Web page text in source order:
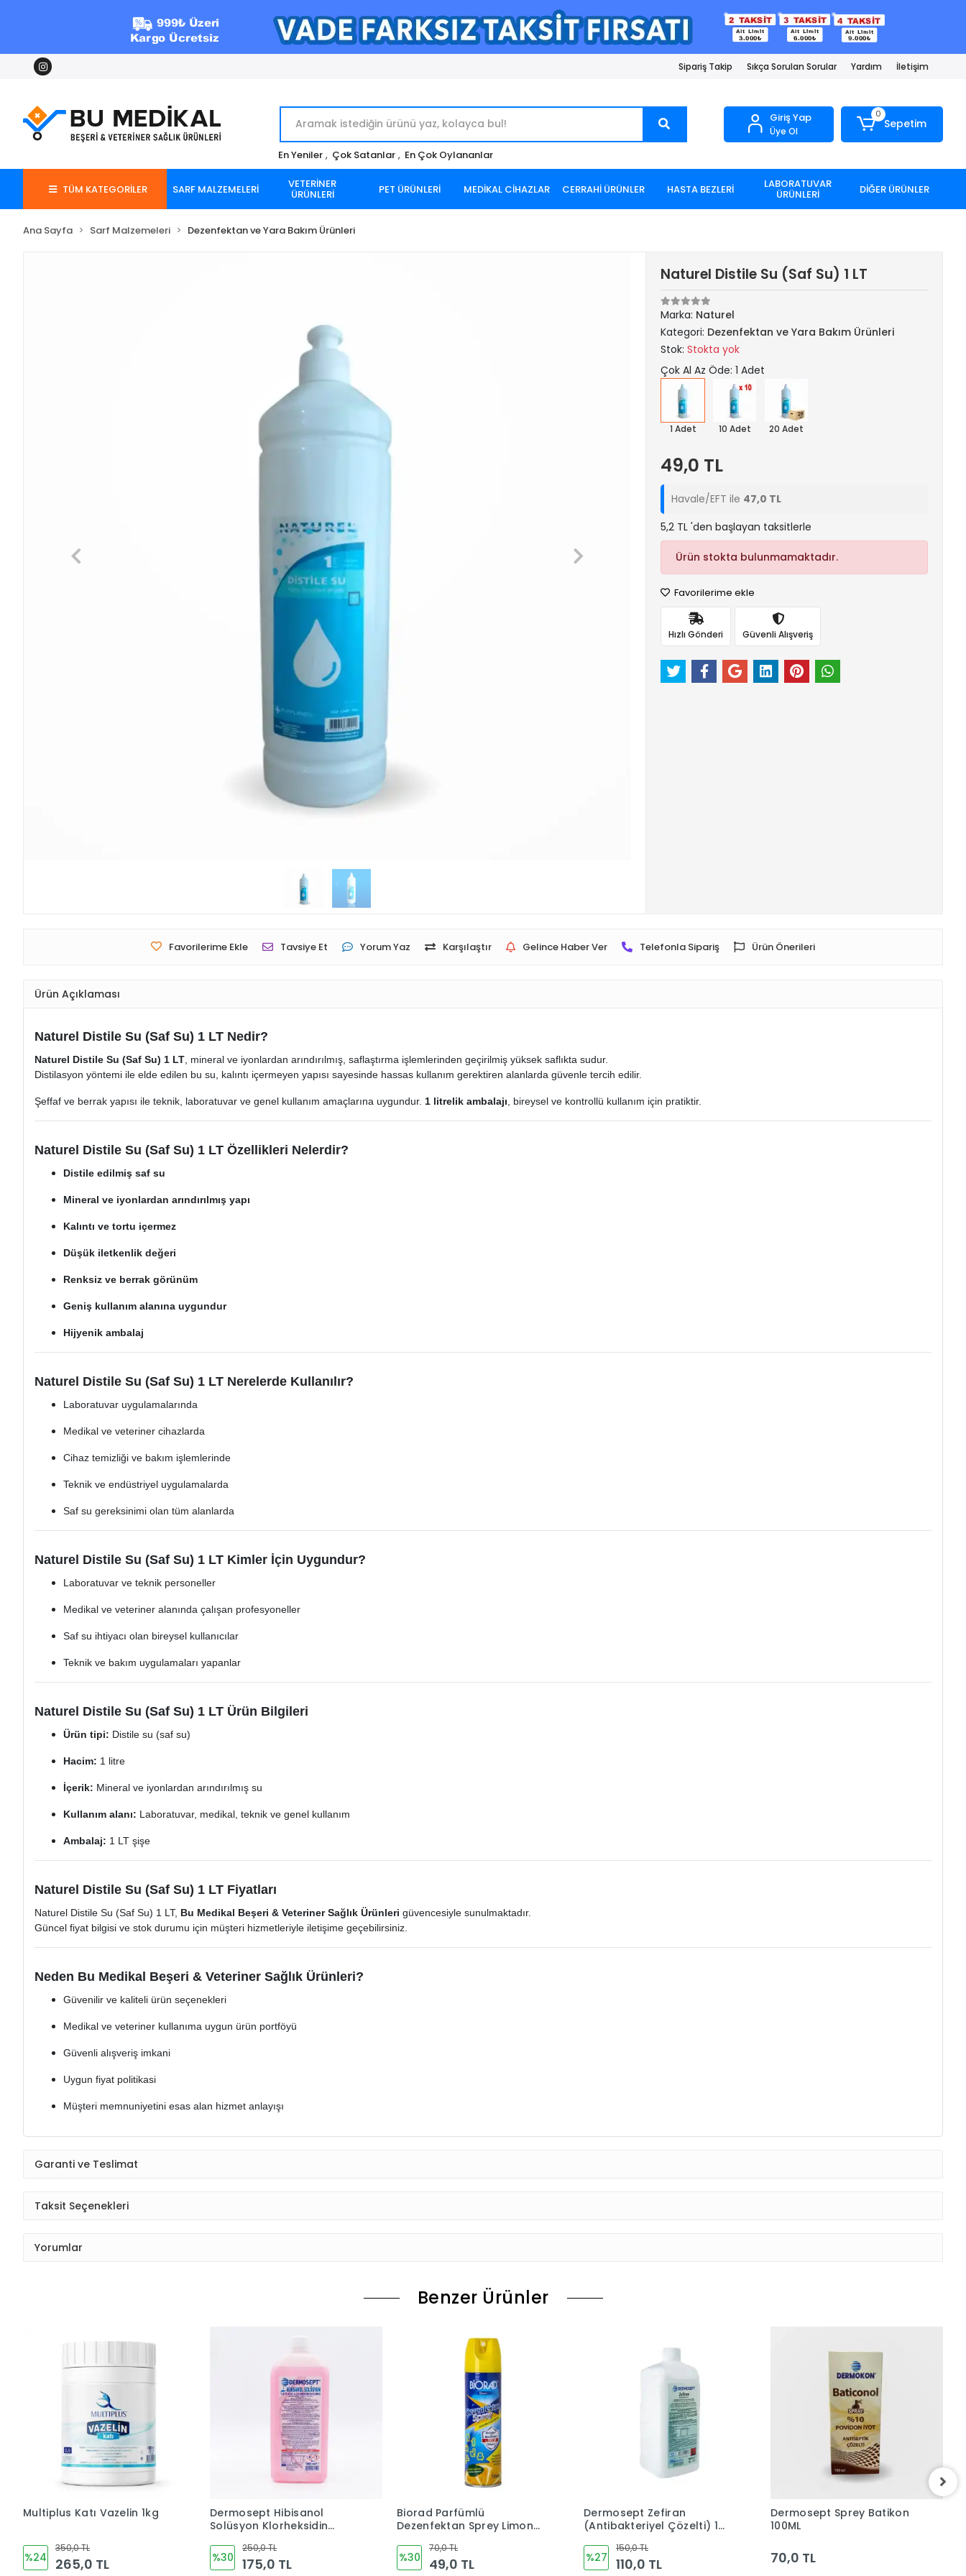
Sipariş Takip Sıkça Sorulan Sorular Yardım İletişim
En Yeniler , Çok Satanlar , En Çok Oylananlar
Giriş Yap
Üye Ol
0
Sepetim
TÜM KATEGORİLER SARF MALZEMELERİ VETERİNER
ÜRÜNLERİ PET ÜRÜNLERİ MEDİKAL CİHAZLAR CERRAHİ ÜRÜNLER HASTA BEZLERİ LABORATUVAR
ÜRÜNLERİ DİĞER ÜRÜNLER
Ana Sayfa Sarf Malzemeleri Dezenfektan ve Yara Bakım Ürünleri
Naturel Distile Su (Saf Su) 1 LT
Marka: Naturel
Kategori: Dezenfektan ve Yara Bakım Ürünleri
Stok:Stokta yok
Çok Al Az Öde: 1 Adet
1 Adet 10 Adet 20 Adet
49,0 TL
Havale/EFT ile 47,0 TL
5,2 TL 'den başlayan taksitlerle
Ürün stokta bulunmamaktadır.
Favorilerime ekle
Hızlı Gönderi Güvenli Alışveriş
Favorilerime Ekle Tavsiye Et Yorum Yaz Karşılaştır Gelince Haber Ver Telefonla Sipariş Ürün Önerileri
Ürün Açıklaması
Naturel Distile Su (Saf Su) 1 LT Nedir?
Naturel Distile Su (Saf Su) 1 LT, mineral ve iyonlardan arındırılmış, saflaştırma işlemlerinden geçirilmiş yüksek saflıkta sudur.
Distilasyon yöntemi ile elde edilen bu su, kalıntı içermeyen yapısı sayesinde hassas kullanım gerektiren alanlarda güvenle tercih edilir.
Şeffaf ve berrak yapısı ile teknik, laboratuvar ve genel kullanım amaçlarına uygundur. 1 litrelik ambalajı, bireysel ve kontrollü kullanım için pratiktir.
Naturel Distile Su (Saf Su) 1 LT Özellikleri Nelerdir?
Distile edilmiş saf su
Mineral ve iyonlardan arındırılmış yapı
Kalıntı ve tortu içermez
Düşük iletkenlik değeri
Renksiz ve berrak görünüm
Geniş kullanım alanına uygundur
Hijyenik ambalaj
Naturel Distile Su (Saf Su) 1 LT Nerelerde Kullanılır?
Laboratuvar uygulamalarında
Medikal ve veteriner cihazlarda
Cihaz temizliği ve bakım işlemlerinde
Teknik ve endüstriyel uygulamalarda
Saf su gereksinimi olan tüm alanlarda
Naturel Distile Su (Saf Su) 1 LT Kimler İçin Uygundur?
Laboratuvar ve teknik personeller
Medikal ve veteriner alanında çalışan profesyoneller
Saf su ihtiyacı olan bireysel kullanıcılar
Teknik ve bakım uygulamaları yapanlar
Naturel Distile Su (Saf Su) 1 LT Ürün Bilgileri
Ürün tipi: Distile su (saf su)
Hacim: 1 litre
İçerik: Mineral ve iyonlardan arındırılmış su
Kullanım alanı: Laboratuvar, medikal, teknik ve genel kullanım
Ambalaj: 1 LT şişe
Naturel Distile Su (Saf Su) 1 LT Fiyatları
Naturel Distile Su (Saf Su) 1 LT, Bu Medikal Beşeri & Veteriner Sağlık Ürünleri güvencesiyle sunulmaktadır.
Güncel fiyat bilgisi ve stok durumu için müşteri hizmetleriyle iletişime geçebilirsiniz.
Neden Bu Medikal Beşeri & Veteriner Sağlık Ürünleri?
Güvenilir ve kaliteli ürün seçenekleri
Medikal ve veteriner kullanıma uygun ürün portföyü
Güvenli alışveriş imkani
Uygun fiyat politikasi
Müşteri memnuniyetini esas alan hizmet anlayışı
Garanti ve Teslimat
Taksit Seçenekleri
Yorumlar
Benzer Ürünler
Multiplus Katı Vazelin 1kg
%24
350,0 TL
265,0 TL
Dermosept Hibisanol
Solüsyon Klorheksidin
Bazlı (10%) 1 LT
%30
250,0 TL
175,0 TL
Biorad Parfümlü
Dezenfektan Sprey Limon
%30
70,0 TL
49,0 TL
Dermosept Zefiran
(Antibakteriyel Çözelti) 1
%27
150,0 TL
110,0 TL
Dermosept Sprey Batikon
100ML
70,0 TL